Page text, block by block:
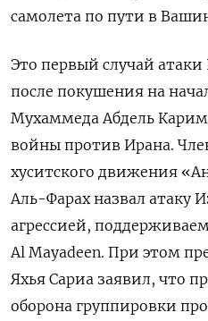
самолета по пути в
Это первый случай
после покушения на
Мухаммеда Абдель
войны против Ирана.
хуситского движения
Аль-Фарах назвал атаку
агрессией,
Al Mayadeen. При этом
Яхья Сариа заявил, что
оборона группировки